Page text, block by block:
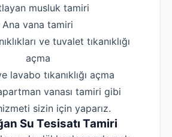
musluk tamiri
‌Ana vana tamiri
ve tuvalet tıkanıklığı
açma
lavabo tıkanıklığı açma
vanası tamiri gibi
sizin için yaparız.
Su Tesisatı Tamiri